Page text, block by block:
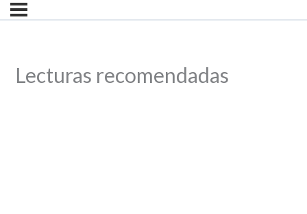
Lecturas recomendadas